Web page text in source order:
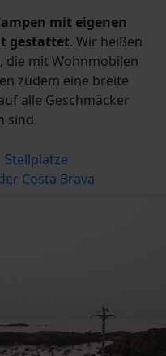
mit eigenen
gestattet. Wir heißen
die mit Wohnmobilen
zudem eine breite
alle Geschmäcker
sind.
Stellplätze
Costa Brava